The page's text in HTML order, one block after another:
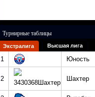
Турнирные таблицы
Экстралига Высшая лига
1 Юность
2 Шахтер